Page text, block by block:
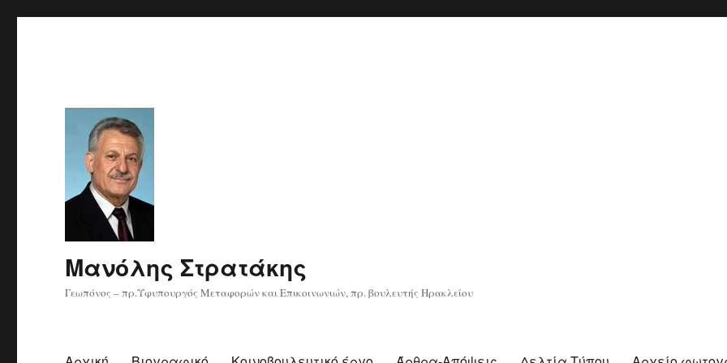
Μανόλης Στρατάκης
Γεωπόνος – πρ.Υφυπουργός Μεταφορών και Επικοινωνιών, πρ. βουλευτής Ηρακλείου